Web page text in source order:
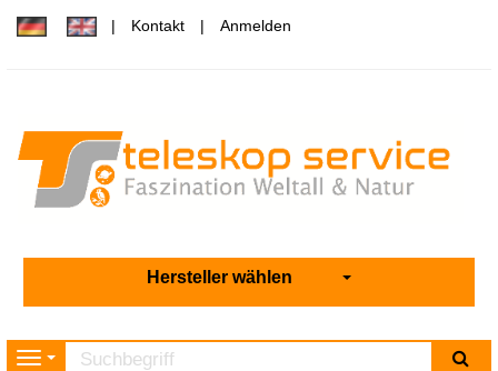
Kontakt Anmelden
Hersteller wählen
Navigation